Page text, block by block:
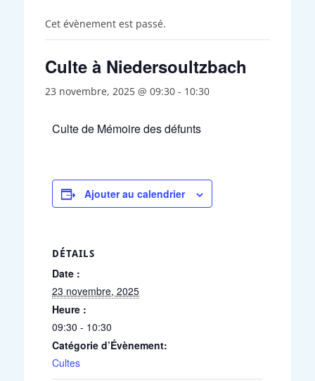
Cet évènement est passé.
Culte à Niedersoultzbach
23 novembre, 2025 @ 09:30 - 10:30
Culte de Mémoire des défunts
Ajouter au calendrier
DÉTAILS
Date :
23 novembre, 2025
Heure :
09:30 - 10:30
Catégorie d’Évènement:
Cultes